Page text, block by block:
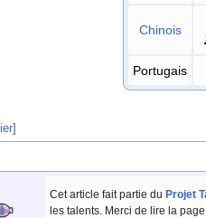
Chinois
Portugais
]
Cet article fait partie du Projet
les talents. Merci de lire la